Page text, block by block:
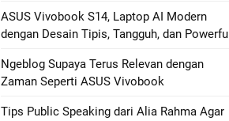
ASUS Vivobook S14, Laptop AI Modern
dengan Desain Tipis, Tangguh, dan Powerful
Ngeblog Supaya Terus Relevan dengan
Zaman Seperti ASUS Vivobook
Tips Public Speaking dari Alia Rahma Agar